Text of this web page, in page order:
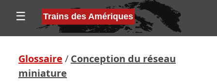
☰ Trains des Amériques
Glossaire / Conception du réseau
miniature